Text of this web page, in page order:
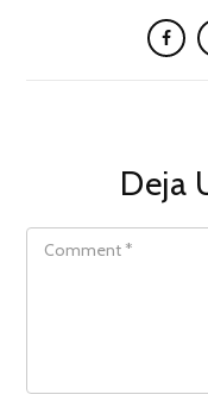
Deja
COMMENT